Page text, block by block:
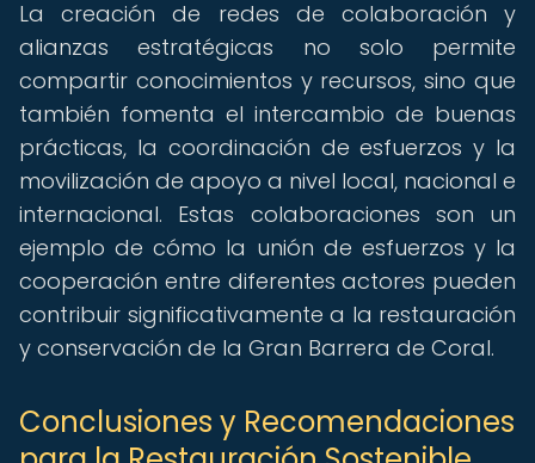
La creación de redes de colaboración y
alianzas estratégicas no solo permite
compartir conocimientos y recursos, sino que
también fomenta el intercambio de buenas
prácticas, la coordinación de esfuerzos y la
movilización de apoyo a nivel local, nacional e
internacional. Estas colaboraciones son un
ejemplo de cómo la unión de esfuerzos y la
cooperación entre diferentes actores pueden
contribuir significativamente a la restauración
y conservación de la Gran Barrera de Coral.
Conclusiones y Recomendaciones